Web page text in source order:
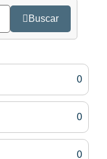
Buscar
0
0
0